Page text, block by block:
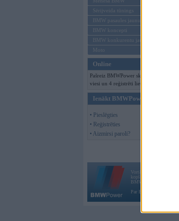
Sērijveida tūnings
BMW pasaules jaunumi
BMW koncepti
BMW konkurentu jaunumi
Moto
Online
Pašreiz BMWPower skatās 101
viesi un 4 reģistrēti lietotāji.
Ienākt BMWPower
• Pieslēgties
• Reģistrēties
• Aizmirsi paroli?
Vortāls BMWPower.lv
kopš 2002. gada 14.
BMW AG.
Par BMWPower